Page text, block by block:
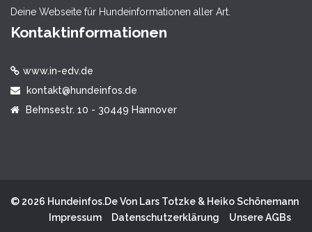
Deine Webseite für Hundeinformationen aller Art.
Kontaktinformationen
www.in-edv.de
kontakt@hundeinfos.de
Behnsestr. 10 - 30449 Hannover
© 2026 Hundeinfos.de Von Lars Totzke & Heiko Schönemann
Impressum
Datenschutzerklärung Unsere AGBs